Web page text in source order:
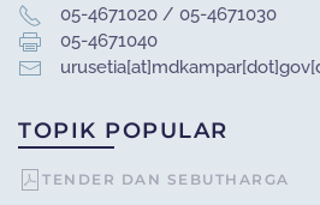
05-4671020 / 05-4671030
05-4671040
TOPIK POPULAR
TENDER DAN SEBUTHARGA